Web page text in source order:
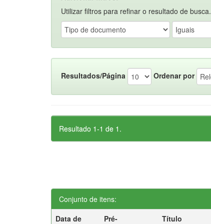
Utilizar filtros para refinar o resultado de busca.
Resultados/Página Ordenar por
Resultado 1-1 de 1.
Conjunto de itens:
Data de
Pré-
Título